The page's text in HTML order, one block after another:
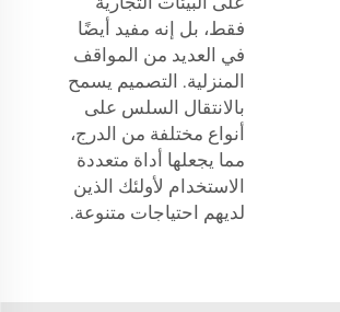
فقط، بل إنه مفيد أيضًا
في العديد من المواقف
المنزلية. التصميم يسمح
بالانتقال السلس على
أنواع مختلفة من الدرج،
مما يجعلها أداة متعددة
الاستخدام لأولئك الذين
لديهم احتياجات متنوعة.